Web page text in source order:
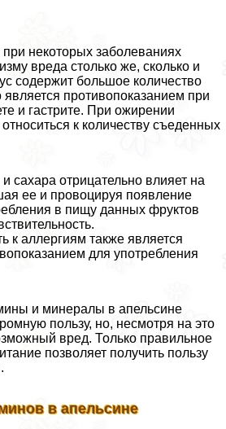
некоторых заболеваниях
вреда столько же, сколько и
содержит большое количество
является противопоказанием при
и гастрите. При ожирении
к количеству съеденных
сахара отрицательно влияет на
ее и провоцируя появление
в пищу данных фруктов
к аллергиям также является
для употрeбления
и минералы в апельсине
пользу, но, несмотря на это
вред. Только правильное
позволяет получить пользу
в апельсине